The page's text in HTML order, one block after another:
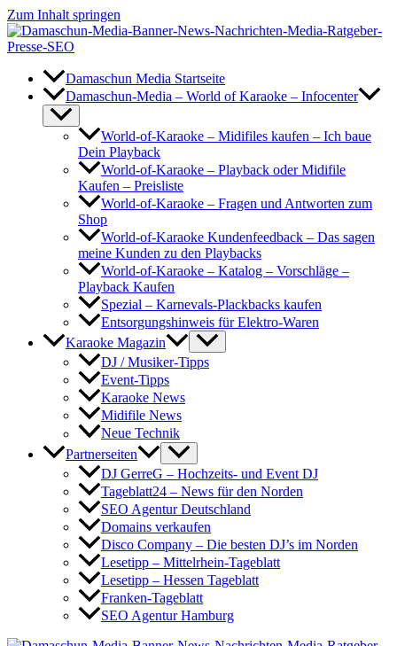
Zum Inhalt springen
Damaschun Media Startseite
Damaschun-Media – World of Karaoke – Infocenter
World-of-Karaoke – Midifiles kaufen – Ich baue
Dein Playback
World-of-Karaoke – Playback oder Midifile
Kaufen – Preisliste
World-of-Karaoke – Fragen und Antworten zum
Shop
World-of-Karaoke Kundenfeedback – Das sagen
meine Kunden zu den Playbacks
World-of-Karaoke – Katalog – Vorschläge –
Playback Kaufen
Spezial – Karnevals-Plackbacks kaufen
Entsorgungshinweis für Elektro-Waren
Karaoke Magazin
DJ / Musiker-Tipps
Event-Tipps
Karaoke News
Midifile News
Neue Technik
Partnerseiten
DJ GerreG – Hochzeits- und Event DJ
Tageblatt24 – News für den Norden
SEO Agentur Deutschland
Domains verkaufen
Disco Company – Die besten DJ’s im Norden
Lesetipp – Mittelrhein-Tageblatt
Lesetipp – Hessen Tageblatt
Franken-Tageblatt
SEO Agentur Hamburg